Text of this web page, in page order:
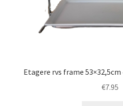
Etagere rvs frame
€7.95